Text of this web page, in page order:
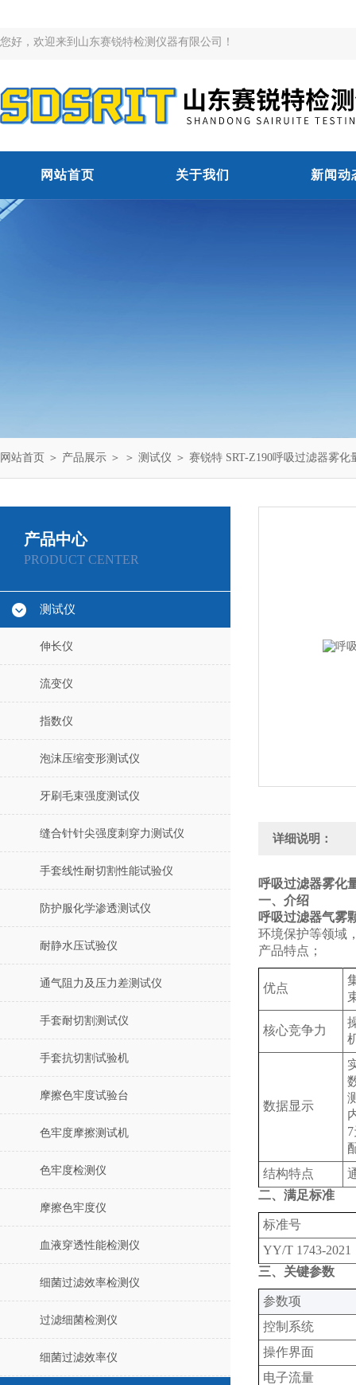
您好，欢迎来到山东赛锐特检测仪器有限公司！
网站首页 关于我们 新闻动
网站首页 ＞ 产品展示 ＞ ＞ 测试仪 ＞ 赛锐特 SRT-Z190呼吸过滤器雾
产品中心
PRODUCT CENTER
测试仪
伸长仪
流变仪
指数仪
泡沫压缩变形测试仪
牙刷毛束强度测试仪
缝合针针尖强度刺穿力测试仪
手套线性耐切割性能试验仪
防护服化学渗透测试仪
耐静水压试验仪
通气阻力及压力差测试仪
手套耐切割测试仪
手套抗切割试验机
摩擦色牢度试验台
色牢度摩擦测试机
色牢度检测仪
摩擦色牢度仪
血液穿透性能检测仪
细菌过滤效率检测仪
过滤细菌检测仪
细菌过滤效率仪
详细说明：
呼吸过滤器雾化
‌一、介绍
呼吸过滤器气雾
环境保护等领域
产品特点；
优点
核心竞争力
数据显示
结构特点
二、满足标准
标准号
YY/T 1743-2021
三、关键参数
‌参数项‌
控制系统‌
操作界面‌
电子流量